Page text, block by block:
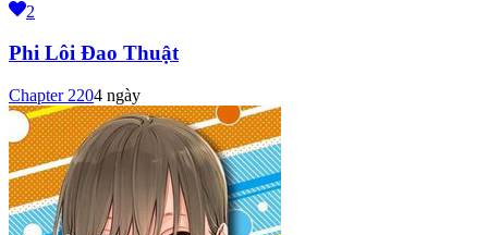
2
Phi Lôi Đao Thuật
Chapter 2204 ngày